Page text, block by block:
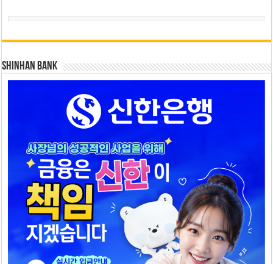
SHINHAN BANK